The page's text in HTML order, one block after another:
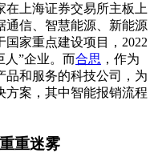
在上海证券交易所主板上
通信、智慧能源、新能源
家重点建设项目，2022
人”企业。而合思 ，作为
品和服务的科技公司，为
方案，其中智能报销流程
重迷雾